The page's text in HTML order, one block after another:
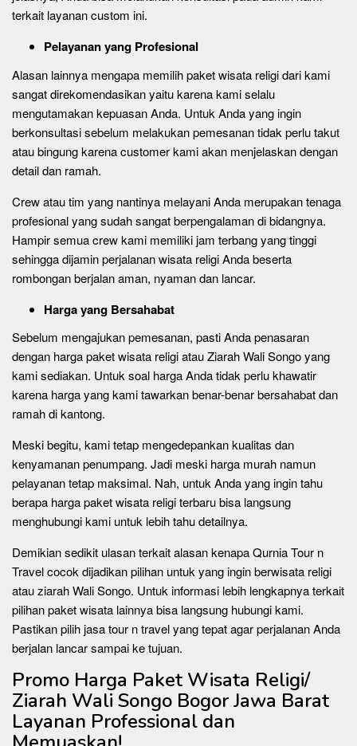
terkait layanan custom ini.
Pelayanan yang Profesional
Alasan lainnya mengapa memilih paket wisata religi dari kami
sangat direkomendasikan yaitu karena kami selalu
mengutamakan kepuasan Anda. Untuk Anda yang ingin
berkonsultasi sebelum melakukan pemesanan tidak perlu takut
atau bingung karena customer kami akan menjelaskan dengan
detail dan ramah.
Crew atau tim yang nantinya melayani Anda merupakan tenaga
profesional yang sudah sangat berpengalaman di bidangnya.
Hampir semua crew kami memiliki jam terbang yang tinggi
sehingga dijamin perjalanan wisata religi Anda beserta
rombongan berjalan aman, nyaman dan lancar.
Harga yang Bersahabat
Sebelum mengajukan pemesanan, pasti Anda penasaran
dengan harga paket wisata religi atau Ziarah Wali Songo yang
kami sediakan. Untuk soal harga Anda tidak perlu khawatir
karena harga yang kami tawarkan benar-benar bersahabat dan
ramah di kantong.
Meski begitu, kami tetap mengedepankan kualitas dan
kenyamanan penumpang. Jadi meski harga murah namun
pelayanan tetap maksimal. Nah, untuk Anda yang ingin tahu
berapa harga paket wisata religi terbaru bisa langsung
menghubungi kami untuk lebih tahu detailnya.
Demikian sedikit ulasan terkait alasan kenapa Qurnia Tour n
Travel cocok dijadikan pilihan untuk yang ingin berwisata religi
atau ziarah Wali Songo. Untuk informasi lebih lengkapnya terkait
pilihan paket wisata lainnya bisa langsung hubungi kami.
Pastikan pilih jasa tour n travel yang tepat agar perjalanan Anda
berjalan lancar sampai ke tujuan.
Promo Harga Paket Wisata Religi/
Ziarah Wali Songo Bogor Jawa Barat
Layanan Professional dan